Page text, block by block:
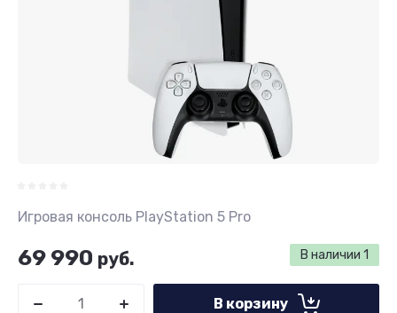
Игровая консоль PlayStation 5 Pro
В наличии 1
69 990 руб.
В корзину